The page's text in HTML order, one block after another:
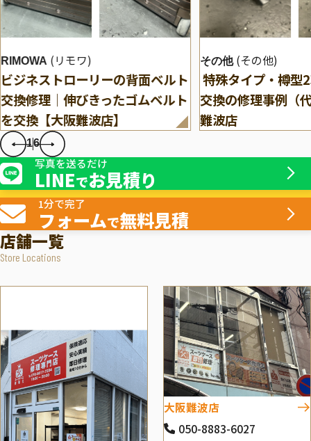
RIMOWA (リモワ)
ビジネストローリーの背面ベルト
交換修理｜伸びきったゴムベルト
を交換【大阪難波店】
その他 (その他)
特殊タイプ・樽型
交換の修理事例（
難波店
16
写真を送るだけ
LINEでお見積り
1分で完了
フォームで無料見積
店舗一覧
Store Locations
大阪難波店
050-8883-6027